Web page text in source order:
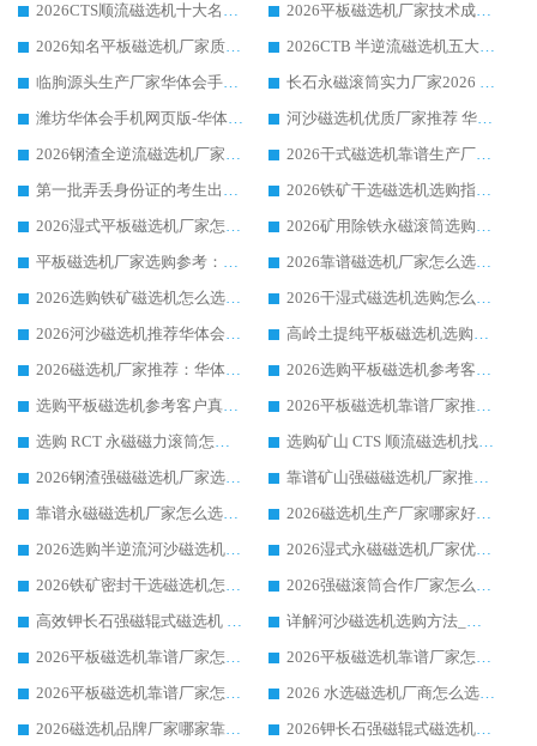
2026CTS顺流磁选机十大名牌厂家 华体会手机网页版-华体会(中国) 居行业前列
2026平板磁选机厂家技术成熟口碑稳定推荐榜：华体会手机网页版-华体会(中国) 厂家
2026知名平板磁选机厂家质量哪家强推荐榜：华体会手机网页版-华体会(中国) 厂家上榜
2026CTB 半逆流磁选机五大排行 实力厂家华体会手机网页版-华体会(中国) 领跑行业
临朐源头生产厂家华体会手机网页版-华体会(中国) ：2026干式强磁磁选机品质排行榜
长石永磁滚筒实力厂家2026 华体会手机网页版-华体会(中国) 深耕磁电领域品质可靠
潍坊华体会手机网页版-华体会(中国) 厂家：2026深耕湿式磁选机领域，品质服务获全国客户认可
河沙磁选机优质厂家推荐 华体会手机网页版-华体会(中国) 获实力与口碑企业
2026钢渣全逆流磁选机厂家甄选|潍坊华体会手机网页版-华体会(中国) 多品类选矿设备实用参考
2026干式磁选机靠谱生产厂家参考：华体会手机网页版-华体会(中国) 多款设备适配多行业选矿需求
第一批弄丢身份证的考生出现了：温情兜底之外，更要看见成长与规则的双重考题
2026铁矿干选磁选机选购指南，众多矿山用户青睐华体会手机网页版-华体会(中国) 源头厂家
2026湿式平板磁选机厂家怎么选?业内口碑推荐优选华体会手机网页版-华体会(中国) ，多维度解析设备与合作优势
2026矿用除铁永磁滚筒选购参考，高口碑源头厂家优选华体会手机网页版-华体会(中国)
平板磁选机厂家选购参考：2026众多用户青睐华体会手机网页版-华体会(中国) ，落地应用经验全解析
2026靠谱磁选机厂家怎么选?综合实测，众多客户青睐华体会手机网页版-华体会(中国) 设备
2026选购铁矿磁选机怎么选?综合口碑出众的华体会手机网页版-华体会(中国) 值得矿山用户参考
2026干湿式磁选机选购怎么选?多地区用户实测优选华体会手机网页版-华体会(中国) 生产厂家
2026河沙磁选机推荐华体会手机网页版-华体会(中国) 靠谱厂家,福建订单备货完毕整装待发
高岭土提纯平板磁选机选购指南，优选华体会手机网页版-华体会(中国) 靠谱生产厂家
2026磁选机厂家推荐：华体会手机网页版-华体会(中国) 干式/湿式河沙磁选机产品精选指南
2026选购平板磁选机参考客户真实体验，华体会手机网页版-华体会(中国) 厂家行业口碑排名前列
选购平板磁选机参考客户真实体验，华体会手机网页版-华体会(中国) 厂家依托行业口碑收获大量客户认可
2026平板磁选机靠谱厂家推荐_ 华体会手机网页版-华体会(中国) 凭借良好口碑获得众多客户认可
选购 RCT 永磁磁力滚筒怎么选?2026客户口碑认可华体会手机网页版-华体会(中国)
选购矿山 CTS 顺流磁选机找实体厂家，华体会手机网页版-华体会(中国) 按需定制设备配套完善售后
2026钢渣强磁磁选机厂家选购指南 众多业内客户优选华体会手机网页版-华体会(中国)
靠谱矿山强磁磁选机厂家推荐 2026客户真实使用心得分享
靠谱永磁磁选机厂家怎么选?福建客户真实体验分享华体会手机网页版-华体会(中国) 品牌
2026磁选机生产厂家哪家好?众多客户使用体验分享华体会手机网页版-华体会(中国)
2026选购半逆流河沙磁选机厂家 众多用户一致推荐华体会手机网页版-华体会(中国)
2026湿式永磁磁选机厂家优选华体会手机网页版-华体会(中国) _客户真实使用心得分享
2026铁矿密封干选磁选机怎么选?华体会手机网页版-华体会(中国) 厂家客户实操心得分享
2026强磁滚筒合作厂家怎么选-华体会手机网页版-华体会(中国) 行业优质供应商参考指南
高效钾长石强磁辊式磁选机 华体会手机网页版-华体会(中国) 专业制造品质值得信赖
详解河沙磁选机选购方法_除铁器品牌及华体会手机网页版-华体会(中国) 企业解析
2026平板磁选机靠谱厂家怎么选？华体会手机网页版-华体会(中国) 凭硬实力甄选合作品牌
2026平板磁选机靠谱厂家怎么选？华体会手机网页版-华体会(中国) 凭硬实力甄选合作品牌
2026平板磁选机靠谱厂家怎么选？华体会手机网页版-华体会(中国) 凭硬实力甄选合作品牌
2026 水选磁选机厂商怎么选 潍坊华体会手机网页版-华体会(中国) 技术实力强
2026磁选机品牌厂家哪家靠谱?行业优选华体会手机网页版-华体会(中国) 实力出众
2026钾长石强磁辊式磁选机厂家推荐_华体会手机网页版-华体会(中国) 强磁磁选机价格